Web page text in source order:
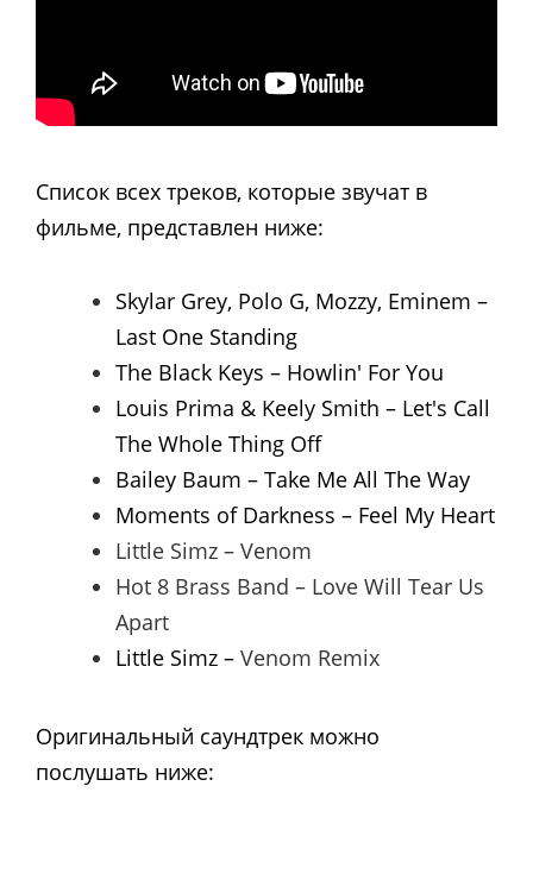
Список всех треков, которые звучат в
фильме, представлен ниже:
Skylar Grey, Polo G, Mozzy, Eminem –
Last One Standing
The Black Keys – Howlin' For You
Louis Prima & Keely Smith – Let's Call
The Whole Thing Off
Bailey Baum – Take Me All The Way
Moments of Darkness – Feel My Heart
Little Simz – Venom
Hot 8 Brass Band – Love Will Tear Us
Apart
Little Simz – Venom Remix
Оригинальный саундтрек можно
послушать ниже: